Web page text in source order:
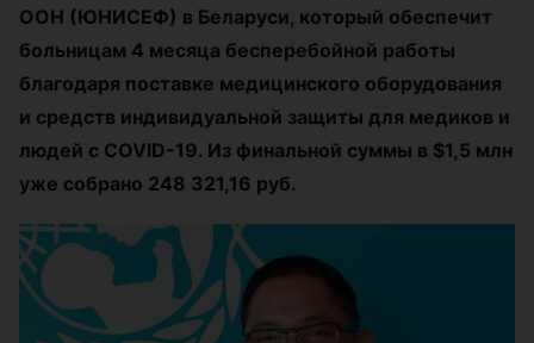
ООН (ЮНИСЕФ) в Беларуси, который обеспечит
больницам 4 месяца бесперебойной работы
благодаря поставке медицинского оборудования
и средств индивидуальной защиты для медиков и
людей с COVID-19. Из финальной суммы в $1,5 млн
уже собрано 248 321,16 руб.